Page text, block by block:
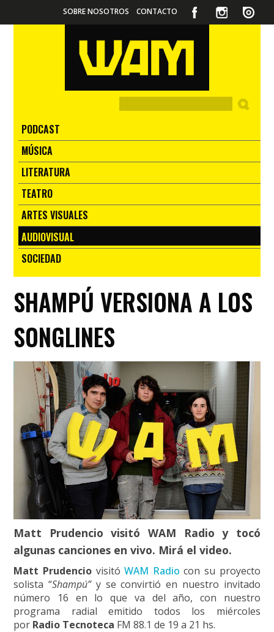
SOBRE NOSOTROS CONTACTO
PODCAST
MÚSICA
LITERATURA
TEATRO
ARTES VISUALES
AUDIOVISUAL
SOCIEDAD
SHAMPÚ VERSIONA A LOS
SONGLINES
Matt Prudencio visitó WAM Radio y tocó
algunas canciones en vivo. Mirá el video.
Matt Prudencio visitóWAM Radio con su proyecto
solista “Shampú”y se convirtió en nuestro invitado
número 16 en lo que va del año, con nuestro
programa radial emitido todos los miércoles
por Radio Tecnoteca FM 88.1 de 19 a 21 hs.